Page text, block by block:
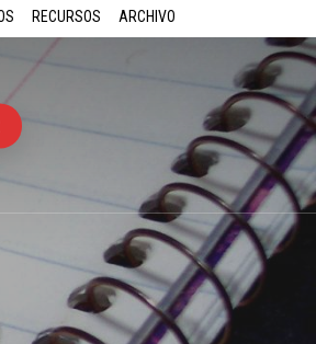
RECURSOS ARCHIVO